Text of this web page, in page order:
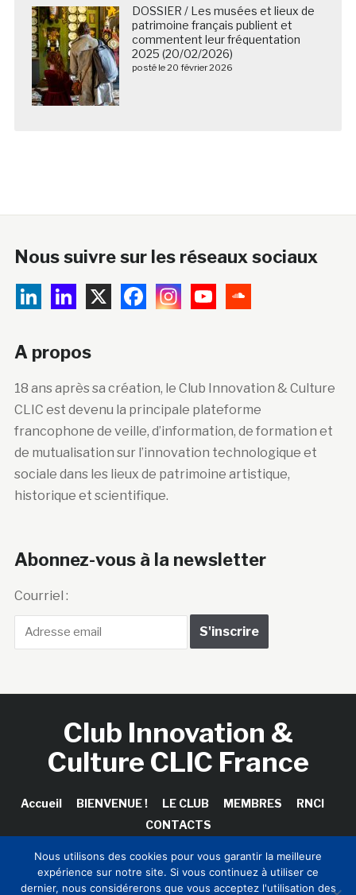
DOSSIER / Les musées et lieux de
patrimoine français publient et
commentent leur fréquentation
2025 (20/02/2026)
posté le 20 février 2026
Nous suivre sur les réseaux sociaux
A propos
18 ans après sa création, le Club Innovation & Culture
CLIC est devenu la principale plateforme
francophone de veille, d’information, de formation et
de mutualisation sur l’innovation technologique et
sociale dans les lieux de patrimoine artistique,
historique et scientifique.
Abonnez-vous à la newsletter
Courriel :
Club Innovation &
Culture CLIC France
Accueil BIENVENUE ! LE CLUB MEMBRES
RNCI
CONTACTS
Nous utilisons des cookies pour vous garantir la meilleure
expérience sur notre site. Si vous continuez à utiliser ce
dernier, nous considérerons que vous acceptez l'utilisation des